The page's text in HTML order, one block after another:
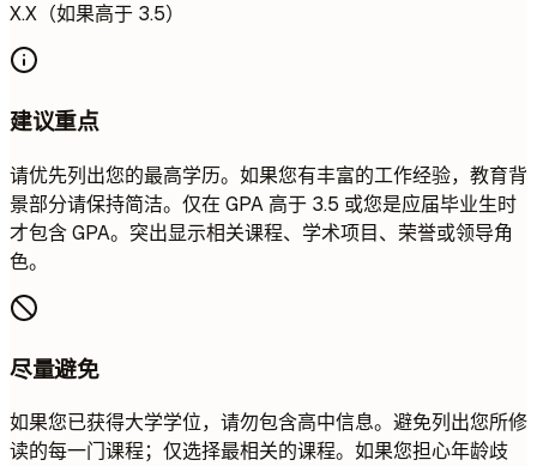
X.X（如果高于 3.5）
建议重点
请优先列出您的最高学历。如果您有丰富的工作经验，教育背
景部分请保持简洁。仅在 GPA 高于 3.5 或您是应届毕业生时
才包含 GPA。突出显示相关课程、学术项目、荣誉或领导角
色。
尽量避免
如果您已获得大学学位，请勿包含高中信息。避免列出您所修
读的每一门课程；仅选择最相关的课程。如果您担心年龄歧